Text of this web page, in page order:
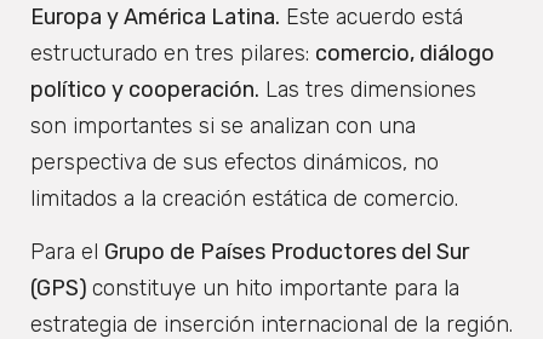
Europa y América Latina. Este acuerdo está
estructurado en tres pilares: comercio, diálogo
político y cooperación. Las tres dimensiones
son importantes si se analizan con una
perspectiva de sus efectos dinámicos, no
limitados a la creación estática de comercio.
Para el Grupo de Países Productores del Sur
(GPS) constituye un hito importante para la
estrategia de inserción internacional de la región.